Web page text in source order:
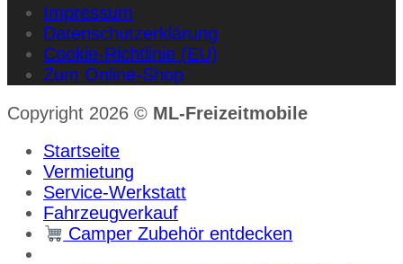
Impressum
Datenschutzerklärung
Cookie-Richtlinie (EU)
Zum Online-Shop
Copyright 2026 © ML-Freizeitmobile
Startseite
Vermietung
Service-Werkstatt
Fahrzeugverkauf
Camper Zubehör entdecken